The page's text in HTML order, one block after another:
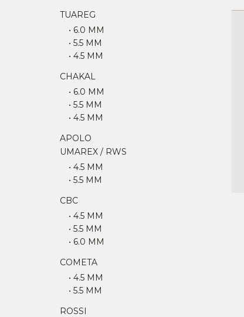
TUAREG
• 6.0 MM
• 5.5 MM
• 4.5 MM
CHAKAL
• 6.0 MM
• 5.5 MM
• 4.5 MM
APOLO
UMAREX / RWS
• 4.5 MM
• 5.5 MM
CBC
• 4.5 MM
• 5.5 MM
• 6.0 MM
COMETA
• 4.5 MM
• 5.5 MM
ROSSI